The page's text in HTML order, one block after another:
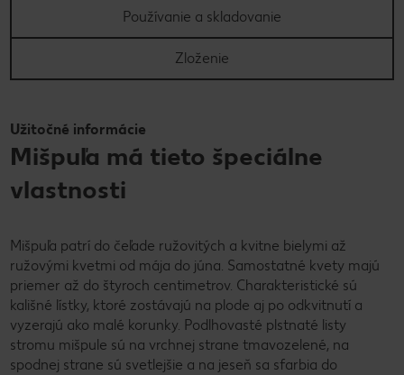
Používanie a skladovanie
Zloženie
Užitočné informácie
Mišpuľa má tieto špeciálne
vlastnosti
Mišpuľa patrí do čeľade ružovitých a kvitne bielymi až
ružovými kvetmi od mája do júna. Samostatné kvety majú
priemer až do štyroch centimetrov. Charakteristické sú
kališné lístky, ktoré zostávajú na plode aj po odkvitnutí a
vyzerajú ako malé korunky. Podlhovasté plstnaté listy
stromu mišpule sú na vrchnej strane tmavozelené, na
spodnej strane sú svetlejšie a na jeseň sa sfarbia do